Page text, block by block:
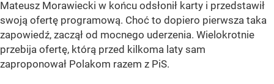
Mateusz Morawiecki w końcu odsłonił karty i przedstawił
swoją ofertę programową. Choć to dopiero pierwsza taka
zapowiedź, zaczął od mocnego uderzenia. Wielokrotnie
przebija ofertę, którą przed kilkoma laty sam
zaproponował Polakom razem z PiS.